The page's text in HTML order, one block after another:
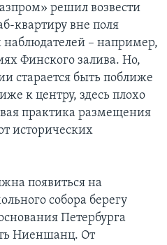
решил возвести
квартиру вне поля
– например,
Финского залива. Но,
старается быть поближе
к центру, здесь плохо
практика размещения
исторических
появиться на
собора берегу
Петербурга
Ниеншанц. От